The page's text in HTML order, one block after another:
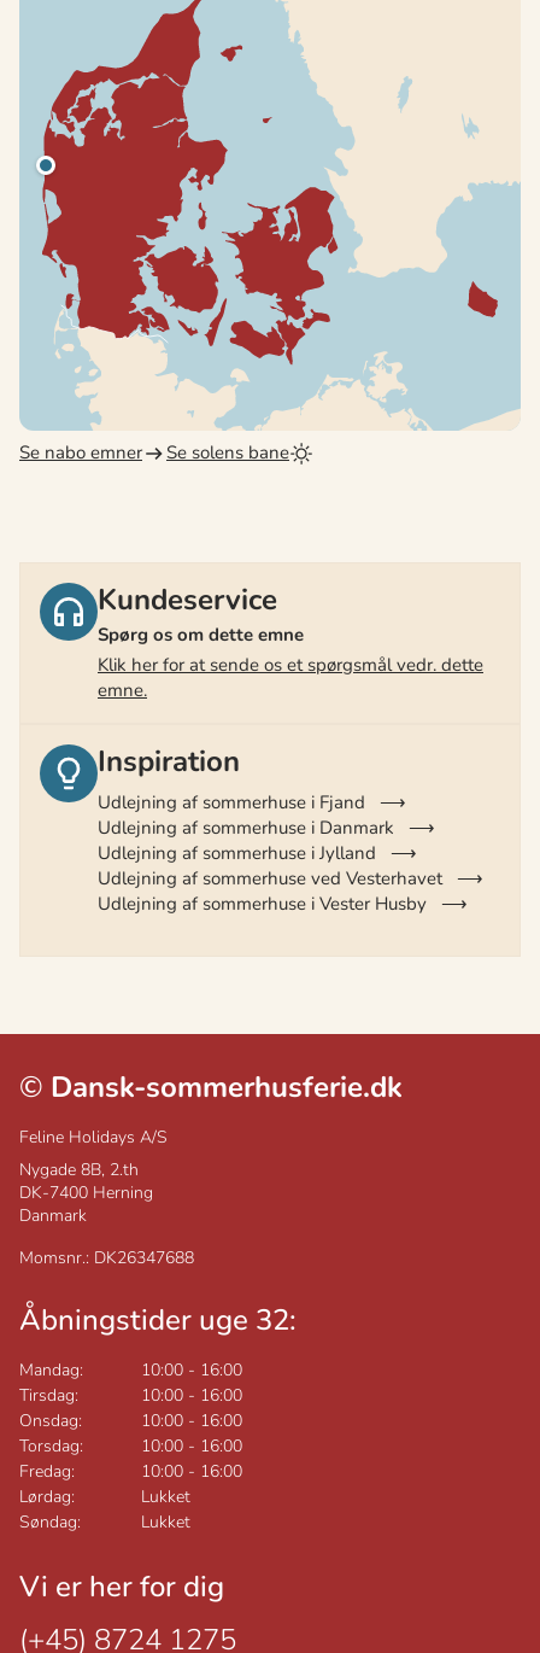
Se nabo emner Se solens bane
Kundeservice
Spørg os om dette emne
Klik her for at sende os et spørgsmål vedr. dette
emne.
Inspiration
Udlejning af sommerhuse i Fjand
Udlejning af sommerhuse i Danmark
Udlejning af sommerhuse i Jylland
Udlejning af sommerhuse ved Vesterhavet
Udlejning af sommerhuse i Vester Husby
© Dansk-sommerhusferie.dk
Feline Holidays A/S
Nygade 8B, 2.th
DK-7400 Herning
Danmark
Momsnr.: DK26347688
Åbningstider uge 32:
Mandag: 10:00 - 16:00
Tirsdag:
10:00 - 16:00
Onsdag:
10:00 - 16:00
Torsdag:
10:00 - 16:00
Fredag:
10:00 - 16:00
Lørdag:
Lukket
Søndag:
Lukket
Vi er her for dig
(+45) 8724 1275